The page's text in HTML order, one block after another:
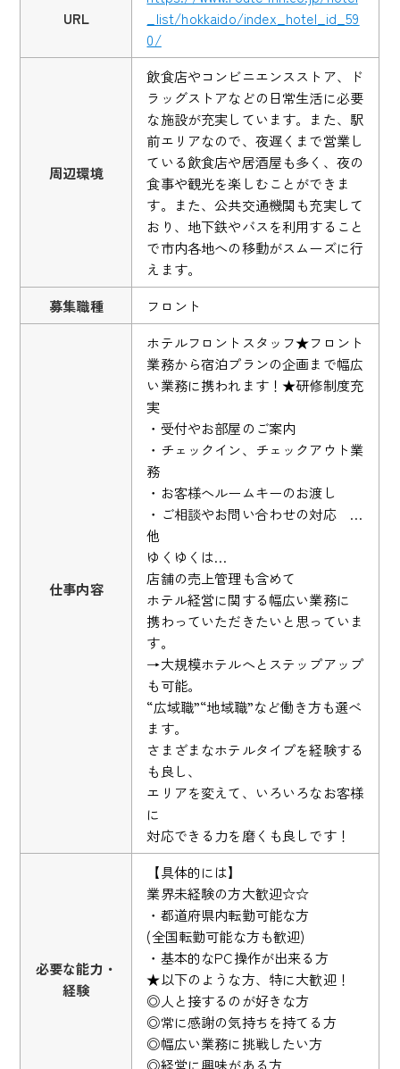
URL
_list/hokkaido/index_hotel_id_59
0/
周辺環境
飲食店やコンビニエンスストア、ド
ラッグストアなどの日常生活に必要
な施設が充実しています。また、駅
前エリアなので、夜遅くまで営業し
ている飲食店や居酒屋も多く、夜の
食事や観光を楽しむことができま
す。また、公共交通機関も充実して
おり、地下鉄やバスを利用すること
で市内各地への移動がスムーズに行
えます。
募集職種
フロント
仕事内容
ホテルフロントスタッフ★フロント
業務から宿泊プランの企画まで幅広
い業務に携われます！★研修制度充
実
・受付やお部屋のご案内
・チェックイン、チェックアウト業
務
・お客様へルームキーのお渡し
・ご相談やお問い合わせの対応 …
他
ゆくゆくは…
店舗の売上管理も含めて
ホテル経営に関する幅広い業務に
携わっていただきたいと思っていま
す。
→大規模ホテルへとステップアップ
も可能。
“広域職”“地域職”など働き方も選べ
ます。
さまざまなホテルタイプを経験する
も良し、
エリアを変えて、いろいろなお客様
に
対応できる力を磨くも良しです！
必要な能力・
経験
【具体的には】
業界未経験の方大歓迎☆☆
・都道府県内転勤可能な方
(全国転勤可能な方も歓迎)
・基本的なPC操作が出来る方
★以下のような方、特に大歓迎！
◎人と接するのが好きな方
◎常に感謝の気持ちを持てる方
◎幅広い業務に挑戦したい方
◎経営に興味がある方